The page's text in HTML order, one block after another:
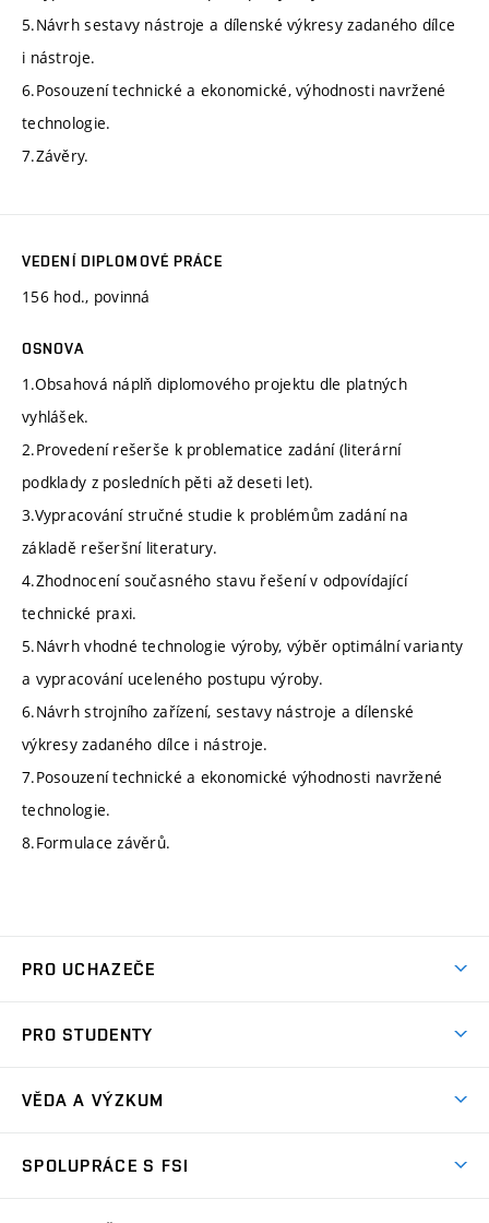
5.Návrh sestavy nástroje a dílenské výkresy zadaného dílce
i nástroje.
6.Posouzení technické a ekonomické‚ výhodnosti navržené
technologie.
7.Závěry.
VEDENÍ DIPLOMOVÉ PRÁCE
156 hod., povinná
OSNOVA
1.Obsahová náplň diplomového projektu dle platných
vyhlášek.
2.Provedení rešerše k problematice zadání (literární
podklady z posledních pěti až deseti let).
3.Vypracování stručné studie k problémům zadání na
základě rešeršní literatury.
4.Zhodnocení současného stavu řešení v odpovídající
technické praxi.
5.Návrh vhodné technologie výroby, výběr optimální varianty
a vypracování uceleného postupu výroby.
6.Návrh strojního zařízení, sestavy nástroje a dílenské
výkresy zadaného dílce i nástroje.
7.Posouzení technické a ekonomické výhodnosti navržené
technologie.
8.Formulace závěrů.
PRO UCHAZEČE
Ambasadoři studia
Zápisy
PRO STUDENTY
Studijní předpisy
VĚDA A VÝZKUM
SPOLUPRÁCE S FSI